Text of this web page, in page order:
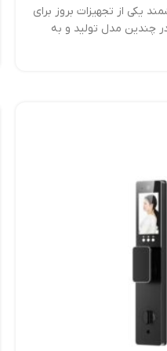
یکی از تجهیزات بروز برای
چندین مدل تولید و به